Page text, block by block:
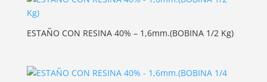
ESTAÑO CON RESINA 40% – 1,6mm.(BOBINA 1/2 Kg)